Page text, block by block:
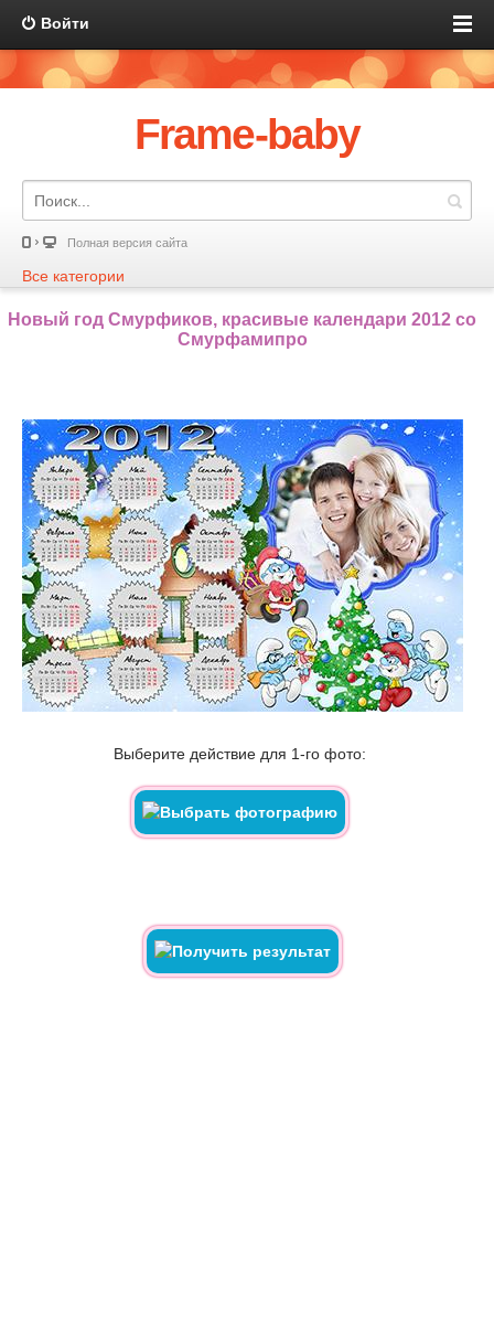
Войти
Frame-baby
Полная версия сайта
Все категории
Новый год Смурфиков, красивые календари 2012 со
Смурфамипро
Выберите действие для 1-го фото: